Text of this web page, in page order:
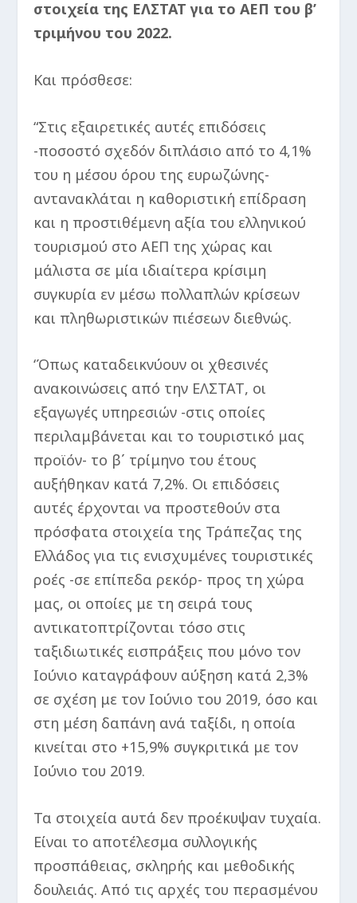
στοιχεία της ΕΛΣΤΑΤ για το ΑΕΠ του β’
τριμήνου του 2022.
Και πρόσθεσε:
“Στις εξαιρετικές αυτές επιδόσεις
-ποσοστό σχεδόν διπλάσιο από το 4,1%
του η μέσου όρου της ευρωζώνης-
αντανακλάται η καθοριστική επίδραση
και η προστιθέμενη αξία του ελληνικού
τουρισμού στο ΑΕΠ της χώρας και
μάλιστα σε μία ιδιαίτερα κρίσιμη
συγκυρία εν μέσω πολλαπλών κρίσεων
και πληθωριστικών πιέσεων διεθνώς.
‘Όπως καταδεικνύουν οι χθεσινές
ανακοινώσεις από την ΕΛΣΤΑΤ, οι
εξαγωγές υπηρεσιών -στις οποίες
περιλαμβάνεται και το τουριστικό μας
προϊόν- το β΄ τρίμηνο του έτους
αυξήθηκαν κατά 7,2%. Οι επιδόσεις
αυτές έρχονται να προστεθούν στα
πρόσφατα στοιχεία της Τράπεζας της
Ελλάδος για τις ενισχυμένες τουριστικές
ροές -σε επίπεδα ρεκόρ- προς τη χώρα
μας, οι οποίες με τη σειρά τους
αντικατοπτρίζονται τόσο στις
ταξιδιωτικές εισπράξεις που μόνο τον
Ιούνιο καταγράφουν αύξηση κατά 2,3%
σε σχέση με τον Ιούνιο του 2019, όσο και
στη μέση δαπάνη ανά ταξίδι, η οποία
κινείται στο +15,9% συγκριτικά με τον
Ιούνιο του 2019.
Τα στοιχεία αυτά δεν προέκυψαν τυχαία.
Είναι το αποτέλεσμα συλλογικής
προσπάθειας, σκληρής και μεθοδικής
δουλειάς. Από τις αρχές του περασμένου